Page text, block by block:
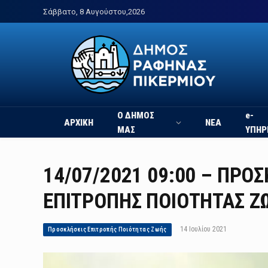
Σάββατο, 8 Αυγούστου,2026
ΑΡΧΙΚΗ
Ο ΔΗΜΟΣ
ΜΑΣ
ΝΕΑ
e-
14/07/2021 09:00 –
ΕΠΙΤΡΟΠΗΣ ΠΟΙΟΤΗΤΑΣ
Προσκλήσεις Επιτροπής Ποιότητας Ζωής 14 Ιουλίου 2021